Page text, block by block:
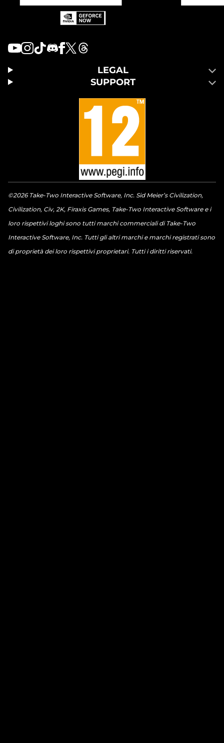
LEGAL
SUPPORT
©2026 Take-Two Interactive Software, Inc. Sid Meier’s Civilization,
Civilization, Civ, 2K, Firaxis Games, Take-Two Interactive Software e i
loro rispettivi loghi sono tutti marchi commerciali di Take-Two
Interactive Software, Inc. Tutti gli altri marchi e marchi registrati sono
di proprietà dei loro rispettivi proprietari. Tutti i diritti riservati.